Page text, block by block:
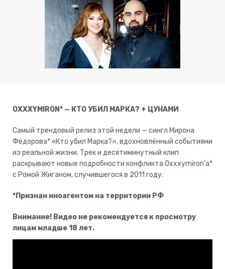
OXXXYMIRON* — КТО УБИЛ МАРКА? + ЦУНАМИ
Самый трендовый релиз этой недели — сингл Мирона
Фёдорова* «Кто убил Марка?», вдохновлённый событиями
из реальной жизни. Трек и десятиминутный клип
раскрывают новые подробности конфликта Oxxxymiron'а*
с Ромой Жиганом, случившегося в 2011 году.
​*Признан иноагентом на территории РФ
Внимание! Видео не рекомендуется к просмотру
лицам младше 18 лет.